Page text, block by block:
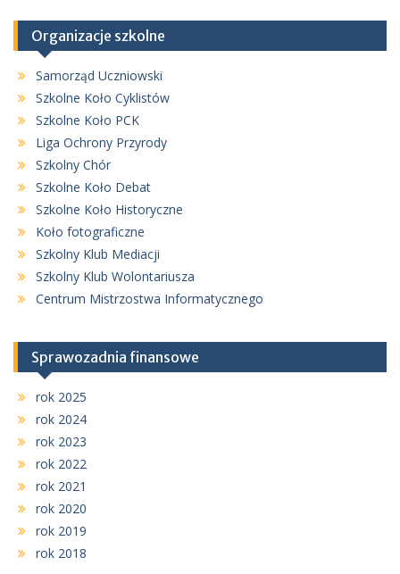
Organizacje szkolne
Samorząd Uczniowski
Szkolne Koło Cyklistów
Szkolne Koło PCK
Liga Ochrony Przyrody
Szkolny Chór
Szkolne Koło Debat
Szkolne Koło Historyczne
Koło fotograficzne
Szkolny Klub Mediacji
Szkolny Klub Wolontariusza
Centrum Mistrzostwa Informatycznego
Sprawozadnia finansowe
rok 2025
rok 2024
rok 2023
rok 2022
rok 2021
rok 2020
rok 2019
rok 2018